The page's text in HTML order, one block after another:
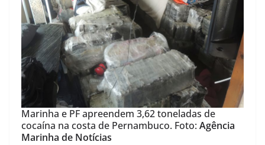
Marinha e PF apreendem 3,62 toneladas de
cocaína na costa de Pernambuco. Foto: Agência
Marinha de Notícias